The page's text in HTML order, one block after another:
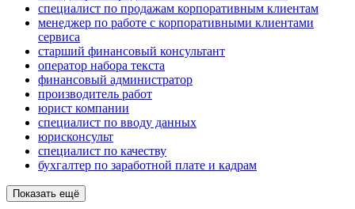
специалист по продажам корпоративным клиентам
менеджер по работе с корпоративными клиентами
сервиса
старший финансовый консультант
оператор набора текста
финансовый администратор
производитель работ
юрист компании
специалист по вводу данных
юрисконсульт
специалист по качеству
бухгалтер по заработной плате и кадрам
Показать ещё